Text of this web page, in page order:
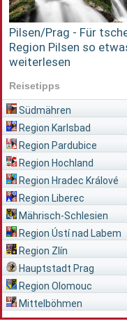
Pilsen/Prag - Für
Region Pilsen so
weiterlesen
Reisetipps
Südmähren
Region Karlsbad
Region Pardubice
Region Hochland
Region Hradec Králové
Region Liberec
Mährisch-Schlesien
Region Ústí nad Labem
Region Zlín
Hauptstadt Prag
Region Olomouc
Mittelböhmen